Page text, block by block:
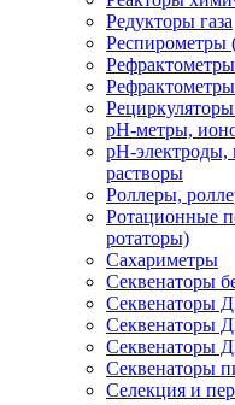
Редукторы газа
Респирометры
Рефрактометры
Рециркуляторы
рН-метры,
рН-электроды,
растворы
Роллеры,
Ротационные
ротаторы)
Сахариметры
Секвенаторы
Секвенаторы
Секвенаторы
Секвенаторы
Секвенаторы
Селекция и